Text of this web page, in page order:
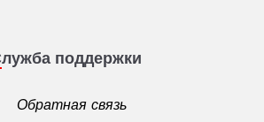
Служба поддержки
Обратная связь